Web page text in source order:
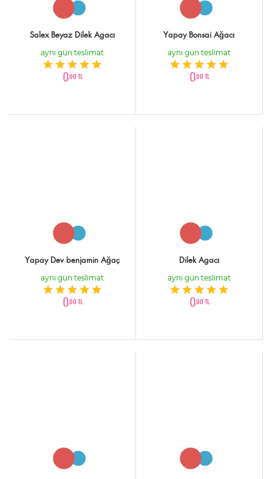
Salex Beyaz Dilek Agacı
aynı gün teslimat
0,00 TL
Yapay Bonsai Ağacı
aynı gün teslimat
0,00 TL
Yapay Dev benjamin Ağaç
aynı gün teslimat
0,00 TL
Dilek Agacı
aynı gün teslimat
0,00 TL